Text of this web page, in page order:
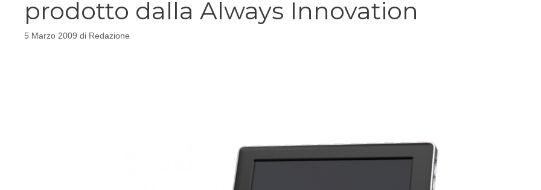
prodotto dalla Always Innovation
5 Marzo 2009 di Redazione